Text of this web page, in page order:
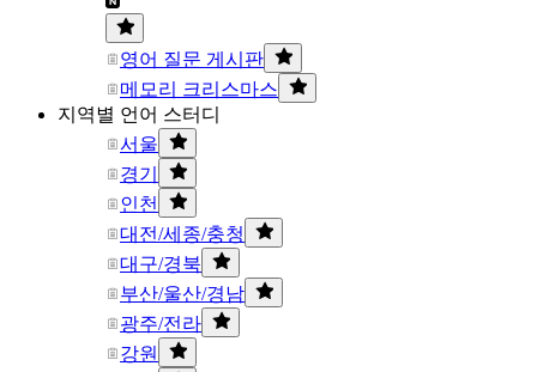
영어 질문 게시판
메모리 크리스마스
지역별 언어 스터디
서울
경기
인천
대전/세종/충청
대구/경북
부산/울산/경남
광주/전라
강원